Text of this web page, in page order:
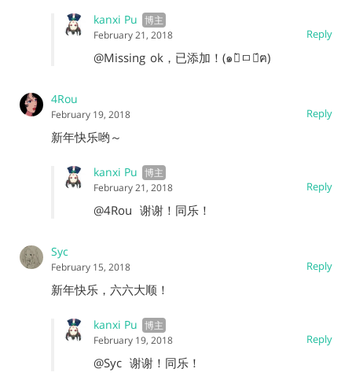
kanxi Pu
Reply
February 21, 2018
@Missing ok，已添加！(๑・̀ㅁ・́ฅ)
4Rou
Reply
February 19, 2018
新年快乐哟～
kanxi Pu
Reply
February 21, 2018
@4Rou 谢谢！同乐！
Syc
Reply
February 15, 2018
新年快乐，六六大顺！
kanxi Pu
Reply
February 19, 2018
@Syc 谢谢！同乐！